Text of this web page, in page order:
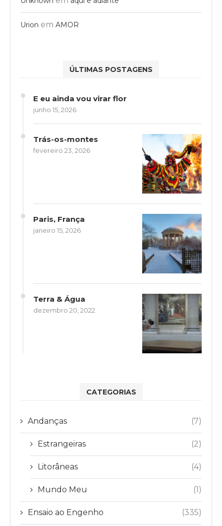
Urion em AMOR
ÚLTIMAS POSTAGENS
E eu ainda vou virar flor
junho 15, 2026
Trás-os-montes
fevereiro 23, 2026
Paris, França
janeiro 15, 2026
Terra & Água
dezembro 20, 2022
CATEGORIAS
Andanças (7)
Estrangeiras (2)
Litorâneas (4)
Mundo Meu (1)
Ensaio ao Engenho (335)